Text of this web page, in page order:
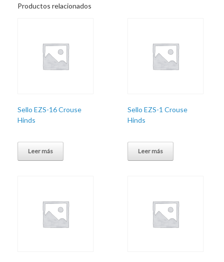
Productos relacionados
Sello EZS-16 Crouse
Hinds
Leer más
Sello EZS-1 Crouse
Hinds
Leer más